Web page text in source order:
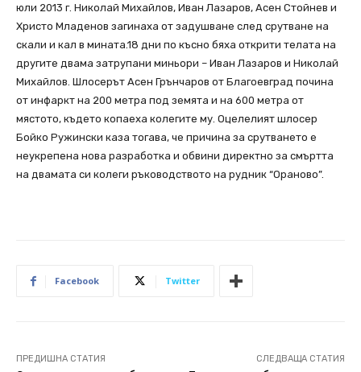
юли 2013 г. Николай Михайлов, Иван Лазаров, Асен Стойнев и
Христо Младенов загинаха от задушване след срутване на
скали и кал в мината.18 дни по късно бяха открити телата на
другите двама затрупани миньори – Иван Лазаров и Николай
Михайлов. Шлосерът Асен Грънчаров от Благоевград почина
от инфаркт на 200 метра под земята и на 600 метра от
мястото, където копаеха колегите му. Оцелелият шлосер
Бойко Ружински каза тогава, че причина за срутването е
неукрепена нова разработка и обвини директно за смъртта
на двамата си колеги ръководството на рудник “Ораново”.
Facebook Twitter
ПРЕДИШНА СТАТИЯ СЛЕДВАЩА СТАТИЯ